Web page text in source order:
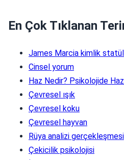
En Çok Tıklanan
James Marcia kimlik
Cinsel yorum
Haz Nedir? Psikolojide
Çevresel ışık
Çevresel koku
Çevresel hayvan
Rüya analizi gerçekleşmesi
Çekicilik psikolojisi